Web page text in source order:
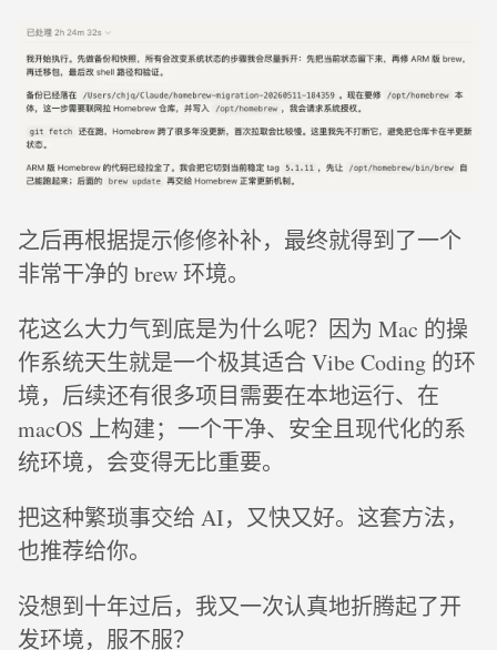
之后再根据提示修修补补，最终就得到了一个
非常干净的 brew 环境。
花这么大力气到底是为什么呢？因为 Mac 的操
作系统天生就是一个极其适合 Vibe Coding 的环
境，后续还有很多项目需要在本地运行、在
macOS 上构建；一个干净、安全且现代化的系
统环境，会变得无比重要。
把这种繁琐事交给 AI，又快又好。这套方法，
也推荐给你。
没想到十年过后，我又一次认真地折腾起了开
发环境，服不服？